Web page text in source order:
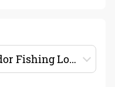
Блешня оберталка Condor Fishing Long Chip Classic (5100) №2 8г Колір: 007